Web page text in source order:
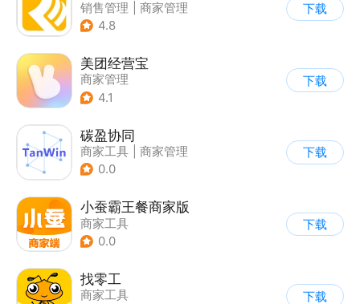
销售管理
商家管理
4.8
下载
美团经营宝
商家管理
4.1
下载
碳盈协同
商家工具
商家管理
0.0
下载
小蚕霸王餐商家版
商家工具
0.0
下载
找零工
商家工具
下载